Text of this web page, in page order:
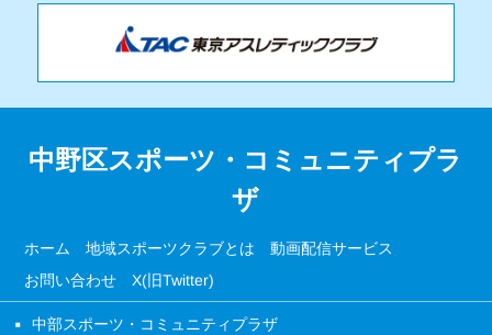
中野区スポーツ・コミュニティプラ
ザ
ホーム 地域スポーツクラブとは 動画配信サービス
お問い合わせ X(旧Twitter)
中部スポーツ・コミュニティプラザ